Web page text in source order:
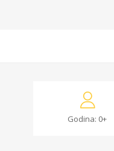
Godina: 0+